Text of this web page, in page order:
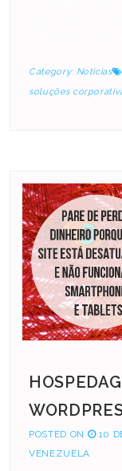
Category: Notícias
soluções
POSTED ON 10
VENEZUELA